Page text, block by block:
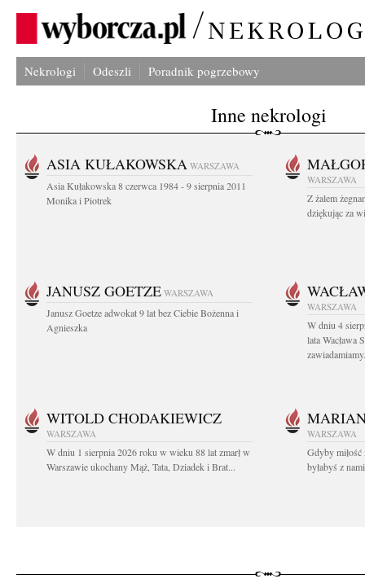
Nekrologi Odeszli Poradnik pogrzebowy
Inne nekrologi
ASIA KUŁAKOWSKA WARSZAWA
Asia Kułakowska 8 czerwca 1984 - 9 sierpnia 2011
Monika i Piotrek
WARSZAWA
Z żalem
dziękując za
JANUSZ GOETZE WARSZAWA
Janusz Goetze adwokat 9 lat bez Ciebie Bożenna i
Agnieszka
WARSZAWA
W dniu 4
lata Wacława
WITOLD CHODAKIEWICZ
WARSZAWA
W dniu 1 sierpnia 2026 roku w wieku 88 lat zmarł w
Warszawie ukochany Mąż, Tata, Dziadek i Brat...
WARSZAWA
Gdyby miłość
byłabyś z